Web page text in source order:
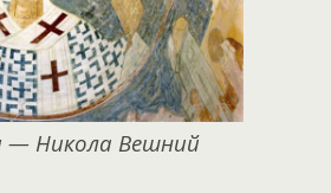
— Никола Вешний